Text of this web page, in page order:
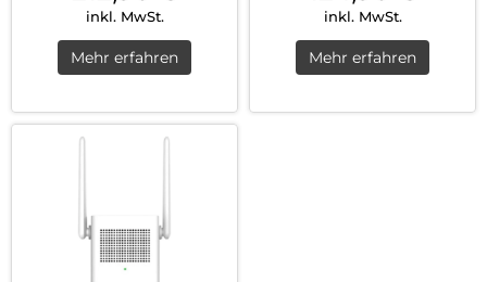
inkl. MwSt.
Mehr erfahren
inkl. MwSt.
Mehr erfahren